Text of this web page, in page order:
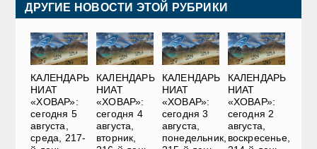
ДРУГИЕ НОВОСТИ ЭТОЙ РУБРИКИ
КАЛЕНДАРЬ
НИАТ
«ХОВАР»:
сегодня 5
августа,
среда, 217-
КАЛЕНДАРЬ
НИАТ
«ХОВАР»:
сегодня 4
августа,
вторник,
КАЛЕНДАРЬ
НИАТ
«ХОВАР»:
сегодня 3
августа,
понедельник,
КАЛЕНДАРЬ
НИАТ
«ХОВАР»:
сегодня 2
августа,
воскресенье,